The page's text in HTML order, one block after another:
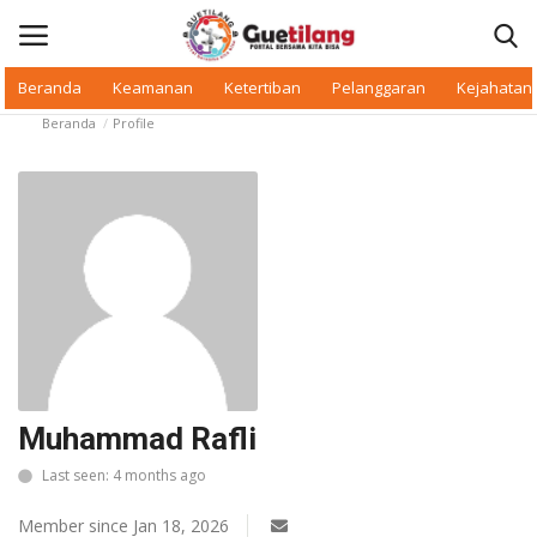
Beranda Keamanan Ketertiban Pelanggaran Kejahatan
Daerah
Makan Bergizi
Warkop Digital
Pelanggaran
Ketertiban
Beranda Profile
Muhammad Rafli
Last seen: 4 months ago
Member since Jan 18, 2026